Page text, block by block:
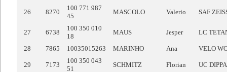
26 8270
100 771 987
45
MASCOLO Valerio SAF
27 6738
100 350 010
18
MAUS Jesper LC
28 7865 10035015263 MARINHO Ana VELO
29 7173
100 350 043
51
SCHMITZ Florian UC